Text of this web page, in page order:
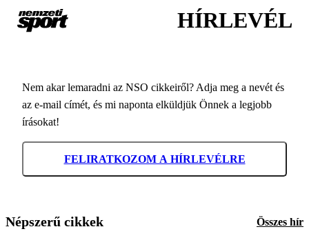
HÍRLEVÉL
Nem akar lemaradni az NSO cikkeiről? Adja meg a nevét és
az e-mail címét, és mi naponta elküldjük Önnek a legjobb
írásokat!
FELIRATKOZOM A HÍRLEVÉLRE
Népszerű cikkek Összes hír